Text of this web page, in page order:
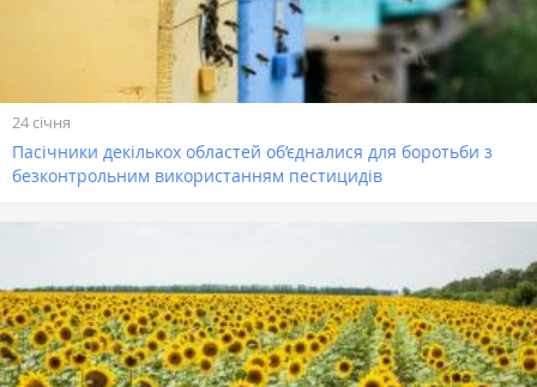
24 січня
Пасічники декількох областей об’єдналися для боротьби з
безконтрольним використанням пестицидів